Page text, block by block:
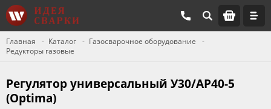
Главная Каталог
Газосварочное оборудование
Редукторы газовые
Регулятор универсальный У30/АР40-5
(Optima)